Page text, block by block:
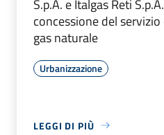
S.p.A. e Italgas Reti
concessione del
gas naturale
Urbanizzazione
LEGGI DI PIÙ